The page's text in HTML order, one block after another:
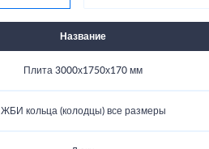
Название
Плита 3000х1750х170 мм
ЖБИ кольца (колодцы) все размеры